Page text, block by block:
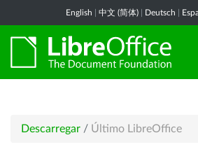
English 中文 (简体) Deutsch
Descarregar / Último LibreOffice